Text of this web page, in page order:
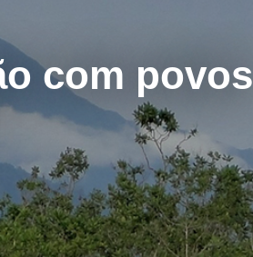
com povos